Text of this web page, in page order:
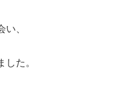
、
た。